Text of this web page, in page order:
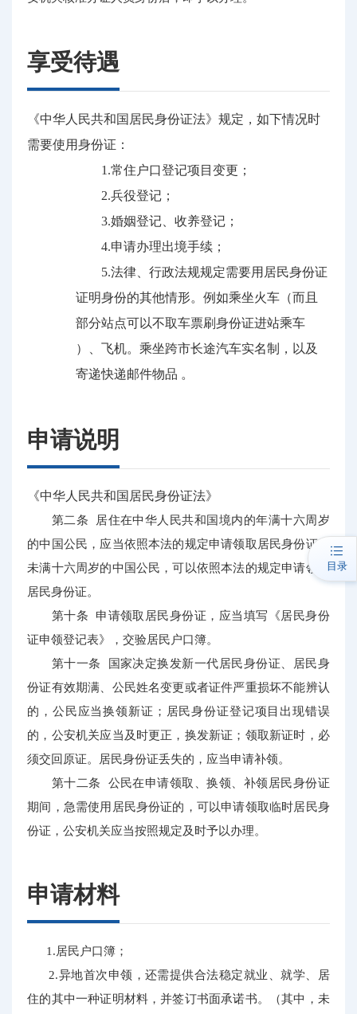
享受待遇
《中华人民共和国居民身份证法》规定，如下情况时
需要使用身份证：
1.常住户口登记项目变更；
2.兵役登记；
3.婚姻登记、收养登记；
4.申请办理出境手续；
5.法律、行政法规规定需要用居民身份证
证明身份的其他情形。例如乘坐火车（而且
部分站点可以不取车票刷身份证进站乘车
）、飞机。乘坐跨市长途汽车实名制，以及
寄递快递邮件物品 。
申请说明
《中华人民共和国居民身份证法》
第二条 居住在中华人民共和国境内的年满十六周岁
的中国公民，应当依照本法的规定申请领取居民身份证；
未满十六周岁的中国公民，可以依照本法的规定申请领取
居民身份证。
第十条 申请领取居民身份证，应当填写《居民身份
证申领登记表》，交验居民户口簿。
第十一条 国家决定换发新一代居民身份证、居民身
份证有效期满、公民姓名变更或者证件严重损坏不能辨认
的，公民应当换领新证；居民身份证登记项目出现错误
的，公安机关应当及时更正，换发新证；领取新证时，必
须交回原证。居民身份证丢失的，应当申请补领。
第十二条 公民在申请领取、换领、补领居民身份证
期间，急需使用居民身份证的，可以申请领取临时居民身
份证，公安机关应当按照规定及时予以办理。
申请材料
1.居民户口簿；
2.异地首次申领，还需提供合法稳定就业、就学、居
住的其中一种证明材料，并签订书面承诺书。（其中，未
目录